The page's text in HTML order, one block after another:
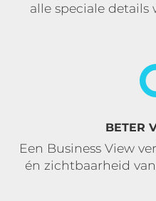
alle speciale details
BETER
Een Business View
én zichtbaarheid